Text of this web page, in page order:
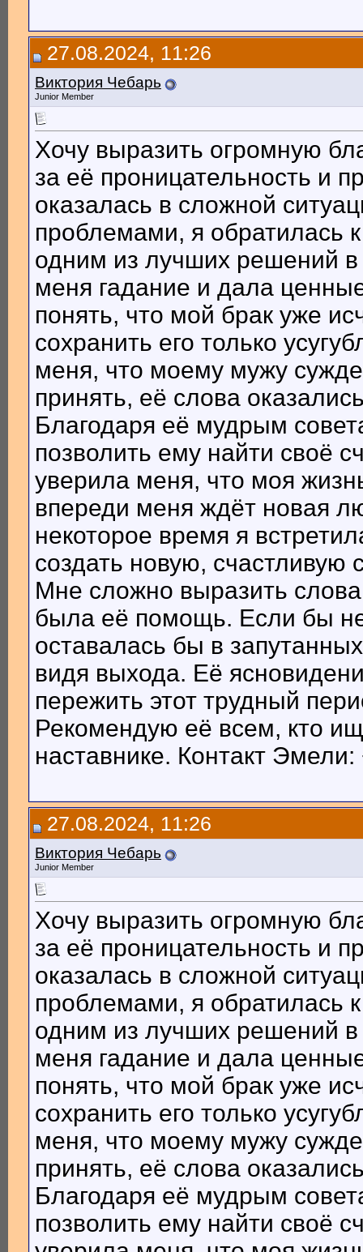
27.08.2024, 11:26
Виктория Чебарь
Junior Member
Хочу выразить огромную
за её проницательность и
оказалась в сложной
проблемами, я обратилась
одним из лучших решений
меня гадание и дала
понять, что мой брак уже
сохранить его только
меня, что моему мужу
принять, её слова
Благодаря её мудрым
позволить ему найти своё
уверила меня, что моя
впереди меня ждёт новая
некоторое время я
создать новую, счастливую
Мне сложно выразить
была её помощь. Если бы
оставалась бы в
видя выхода. Её
пережить этот трудный
Рекомендую её всем, кто
наставнике. Контакт
27.08.2024, 11:26
Виктория Чебарь
Junior Member
Хочу выразить огромную
за её проницательность и
оказалась в сложной
проблемами, я обратилась
одним из лучших решений
меня гадание и дала
понять, что мой брак уже
сохранить его только
меня, что моему мужу
принять, её слова
Благодаря её мудрым
позволить ему найти своё